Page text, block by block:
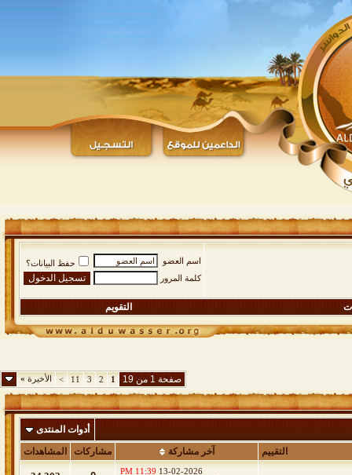
اسم العضو
حفظ البيانات؟
كلمة المرور
التقويم
صفحة 1 من 19 1
2
3
11
> الأخيرة»
أدوات المنتدى
التقييم
آخر مشاركة مشاركات المشاهدات
13-02-2026
11:39 PM